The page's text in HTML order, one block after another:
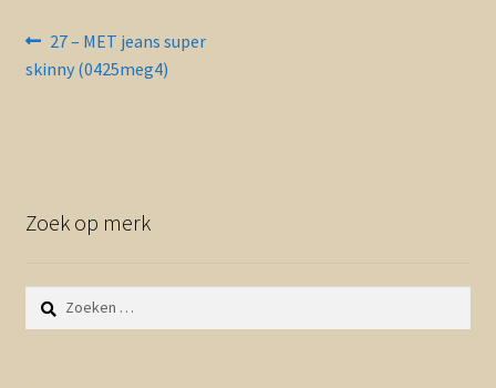
Bericht
navigatie
Vorig
bericht:
27 – MET jeans super
skinny (0425meg4)
Zoek op merk
Zoeken
naar: